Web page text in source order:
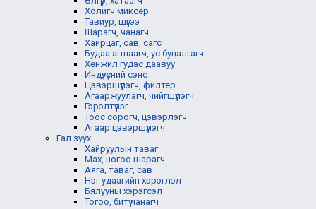
Холигч миксер
Тавиур, шүүгээ
Шарагч, чанагч
Хайрцаг, сав, сагс
Будаа агшаагч, ус буцалгагч
Хөнжил гудас даавуу
Индүү, үсний сэнс
Цэвэршүүлэгч, филтер
Агааржуулагч, чийгшүүлэгч
Гэрэлтүүлэг
Тоос сорогч, цэвэрлэгч
Агаар цэвэршүүлэгч
Гал зуух
Хайруулын таваг
Мах, ногоо шарагч
Аяга, таваг, сав
Нэг удаагийн хэрэглэл
Бялууны хэрэгсэл
Тогоо, битүү чанагч